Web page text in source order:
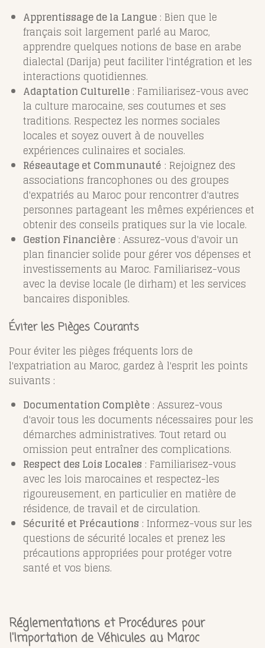
Apprentissage de la Langue : Bien que le
français soit largement parlé au Maroc,
apprendre quelques notions de base en arabe
dialectal (Darija) peut faciliter l'intégration et les
interactions quotidiennes.
Adaptation Culturelle : Familiarisez-vous avec
la culture marocaine, ses coutumes et ses
traditions. Respectez les normes sociales
locales et soyez ouvert à de nouvelles
expériences culinaires et sociales.
Réseautage et Communauté : Rejoignez des
associations francophones ou des groupes
d'expatriés au Maroc pour rencontrer d'autres
personnes partageant les mêmes expériences et
obtenir des conseils pratiques sur la vie locale.
Gestion Financière : Assurez-vous d'avoir un
plan financier solide pour gérer vos dépenses et
investissements au Maroc. Familiarisez-vous
avec la devise locale (le dirham) et les services
bancaires disponibles.
Éviter les Pièges Courants
Pour éviter les pièges fréquents lors de
l'expatriation au Maroc, gardez à l'esprit les points
suivants :
Documentation Complète : Assurez-vous
d'avoir tous les documents nécessaires pour les
démarches administratives. Tout retard ou
omission peut entraîner des complications.
Respect des Lois Locales : Familiarisez-vous
avec les lois marocaines et respectez-les
rigoureusement, en particulier en matière de
résidence, de travail et de circulation.
Sécurité et Précautions : Informez-vous sur les
questions de sécurité locales et prenez les
précautions appropriées pour protéger votre
santé et vos biens.
Réglementations et Procédures pour
l'Importation de Véhicules au Maroc